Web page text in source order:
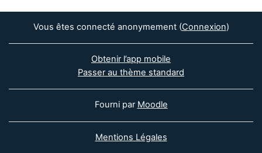
Vous êtes connecté anonymement (Connexion)
Obtenir l’app mobile
Passer au thème standard
Fourni par Moodle
Mentions Légales